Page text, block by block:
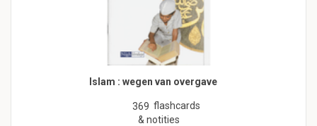
Islam : wegen van overgave
369 flashcards
& notities